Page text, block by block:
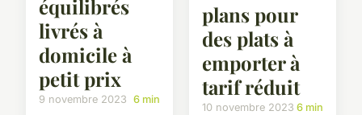
équilibrés
livrés à
domicile à
petit prix
9 novembre 2023 6 min
plans pour
des plats à
emporter à
tarif réduit
10 novembre 2023 6 min